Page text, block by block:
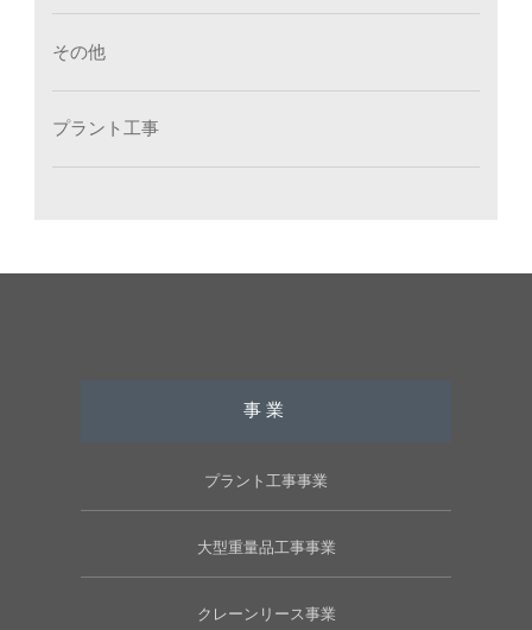
その他
プラント工事
事業
プラント工事事業
大型重量品工事事業
クレーンリース事業